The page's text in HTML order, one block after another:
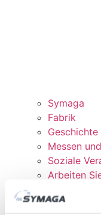
Symaga
Fabrik
Geschichte
Messen
Soziale
Arbeiten
DOWNLOADEN